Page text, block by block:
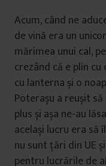
Acum, când ne
de vină era un
mărimea unui cal,
crezând că e plin
cu lanterna și o
Poterașu a reușit
plus și așa ne-au
același lucru era să
nu sunt țări din UE
pentru lucrările de